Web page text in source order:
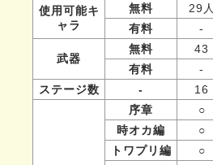
使用可能キ
ャラ
無料 29人
有料
-
武器
無料 43
有料
-
ステージ数
- 16
序章 ○
時オカ編
○
トワプリ編
○